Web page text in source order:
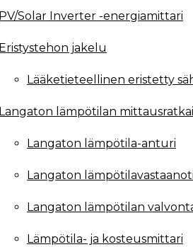
PV/Solar Inverter -energiamittari
Eristystehon jakelu
Lääketieteellinen eristetty
Langaton lämpötilan
Langaton lämpötila-anturi
Langaton
Langaton lämpötilan
Lämpötila- ja kosteusmittari